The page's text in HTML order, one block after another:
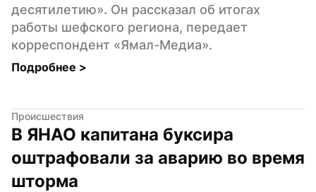
десятилетию». Он рассказал об итогах
работы шефского региона, передает
корреспондент «Ямал-Медиа».
Подробнее >
Происшествия
В ЯНАО капитана буксира
оштрафовали за аварию во время
шторма